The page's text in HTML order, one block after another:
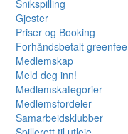
Snikspilling
Gjester
Priser og Booking
Forhåndsbetalt greenfee
Medlemskap
Meld deg inn!
Medlemskategorier
Medlemsfordeler
Samarbeidsklubber